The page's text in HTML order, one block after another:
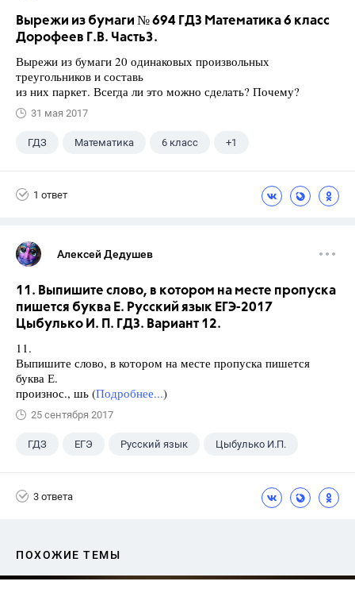
Вырежи из бумаги № 694 ГДЗ Математика 6 класс
Дорофеев Г.В. Часть3.
Вырежи из бумаги 20 одинаковых произвольных
треугольников и составь
из них паркет. Всегда ли это можно сделать? Почему?
31 мая 2017
ГДЗ Математика 6 класс +1
1 ответ
Алексей Дедушев
11. Выпишите слово, в котором на месте пропуска
пишется буква Е. Русский язык ЕГЭ-2017
Цыбулько И. П. ГДЗ. Вариант 12.
11.
Выпишите слово, в котором на месте пропуска пишется
буква Е.
произнос., шь (Подробнее...)
25 сентября 2017
ГДЗ ЕГЭ Русский язык Цыбулько И.П.
3 ответа
ПОХОЖИЕ ТЕМЫ